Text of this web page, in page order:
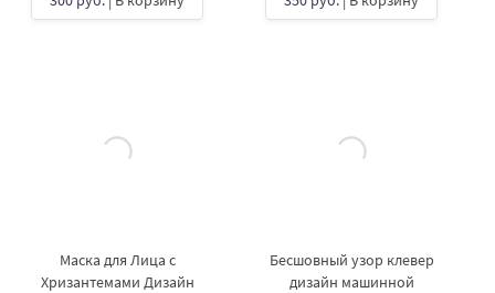
Маска для Лица с
Хризантемами Дизайн
Бесшовный узор клевер
дизайн машинной